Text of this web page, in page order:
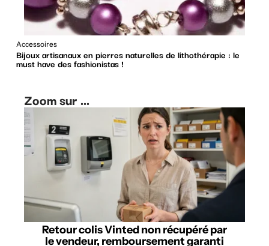
Accessoires
Bijoux artisanaux en pierres naturelles de lithothérapie : le
must have des fashionistas !
Zoom sur ...
Retour colis Vinted non récupéré par
le vendeur, remboursement garanti